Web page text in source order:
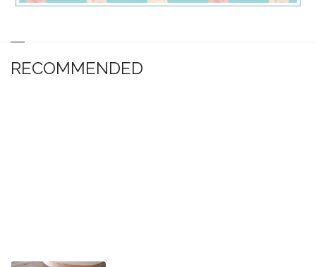
RECOMMENDED